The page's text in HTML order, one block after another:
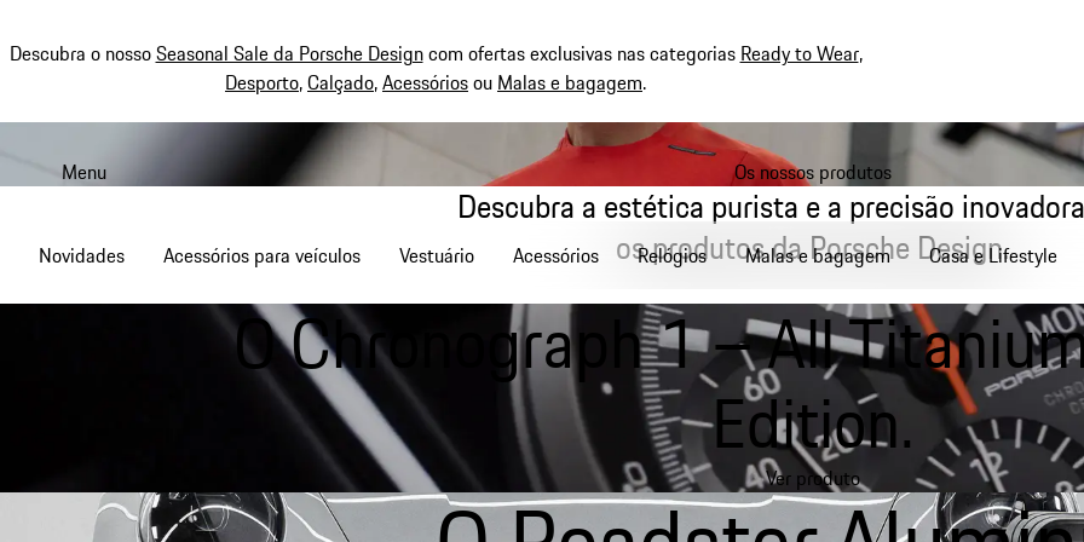
Descubra o nossoSeasonal Sale da Porsche Designcom ofertas exclusivas nas categorias Ready to Wear,
Desporto,Calçado,Acessóriosou Malas e bagagem.
conteúdo
principal
Menu
Novidades Acessórios para veículos Vestuário Acessórios Relógios Malas e bagagem Casa e Lifestyle
Os nossos produtos
Descubra a estética purista e a precisão
os produtos da Porsche Design.
O Chronograph 1 – All
Edition.
Ver produto